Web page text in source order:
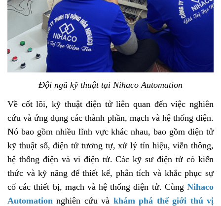
Đội ngũ kỹ thuật tại Nihaco Automation
Về cốt lõi, kỹ thuật điện tử liên quan đến việc nghiên
cứu và ứng dụng các thành phần, mạch và hệ thống điện.
Nó bao gồm nhiều lĩnh vực khác nhau, bao gồm điện tử
kỹ thuật số, điện tử tương tự, xử lý tín hiệu, viễn thông,
hệ thống điện và vi điện tử. Các kỹ sư điện tử có kiến
thức và kỹ năng để thiết kế, phân tích và khắc phục sự
cố các thiết bị, mạch và hệ thống điện tử. Cùng Nihaco
Automation nghiên cứu và khám phá thế giới thú vị